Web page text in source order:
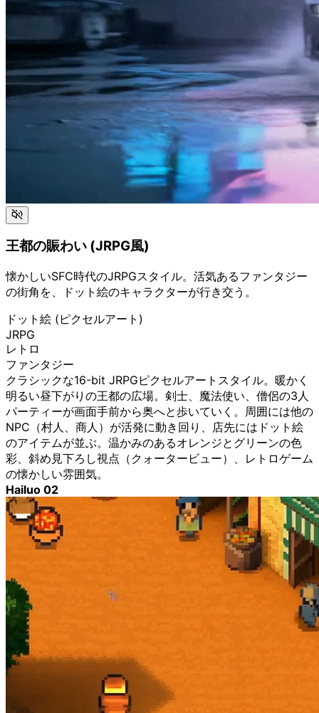
王都の賑わい (JRPG風)
懐かしいSFC時代のJRPGスタイル。活気あるファンタジー
の街角を、ドット絵のキャラクターが行き交う。
ドット絵 (ピクセルアート)
JRPG
レトロ
ファンタジー
クラシックな16-bit JRPGピクセルアートスタイル。暖かく
明るい昼下がりの王都の広場。剣士、魔法使い、僧侶の3人
パーティーが画面手前から奥へと歩いていく。周囲には他の
NPC（村人、商人）が活発に動き回り、店先にはドット絵
のアイテムが並ぶ。温かみのあるオレンジとグリーンの色
彩、斜め見下ろし視点（クォータービュー）、レトロゲーム
の懐かしい雰囲気。
Hailuo 02